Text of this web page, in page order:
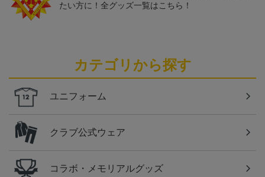
たい方に！全グッズ一覧はこちら！
カテゴリから探す
ユニフォーム
クラブ公式ウェア
コラボ・メモリアルグッズ